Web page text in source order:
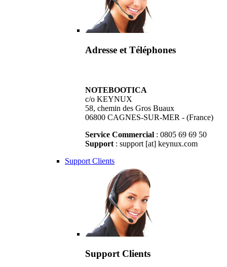
Adresse et Téléphones
NOTEBOOTICA
c/o KEYNUX
58, chemin des Gros Buaux
06800 CAGNES-SUR-MER - (France)
Service Commercial : 0805 69 69 50
Support : support [at] keynux.com
Support Clients
Support Clients